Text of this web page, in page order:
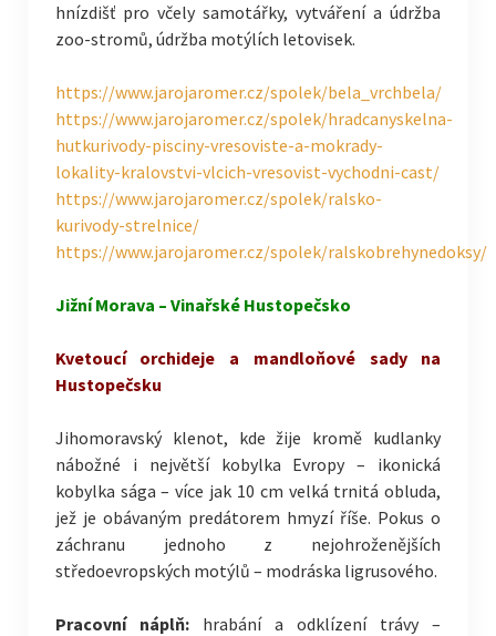
hnízdišť pro včely samotářky, vytváření a údržba
zoo-stromů, údržba motýlích letovisek.
https://www.jarojaromer.cz/spolek/bela_vrchbela/
https://www.jarojaromer.cz/spolek/hradcanyskelna-
hutkurivody-pisciny-vresoviste-a-mokrady-
lokality-kralovstvi-vlcich-vresovist-vychodni-cast/
https://www.jarojaromer.cz/spolek/ralsko-
kurivody-strelnice/
https://www.jarojaromer.cz/spolek/ralskobrehynedoksy/
Jižní Morava – Vinařské Hustopečsko
Kvetoucí orchideje a mandloňové sady na
Hustopečsku
Jihomoravský klenot, kde žije kromě kudlanky
nábožné i největší kobylka Evropy – ikonická
kobylka sága – více jak 10 cm velká trnitá obluda,
jež je obávaným predátorem hmyzí říše. Pokus o
záchranu jednoho z nejohroženějších
středoevropských motýlů – modráska ligrusového.
Pracovní náplň:hrabání a odklízení trávy –